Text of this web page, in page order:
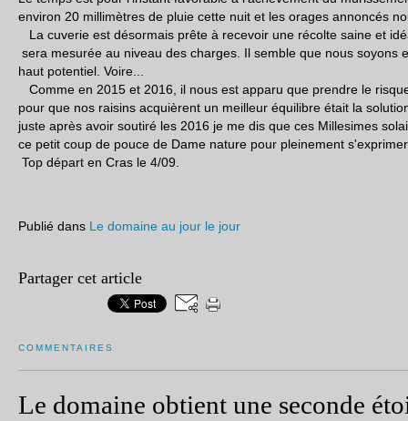
environ 20 millimètres de pluie cette nuit et les orages annoncés
La cuverie est désormais prête à recevoir une récolte saine et
sera mesurée au niveau des charges. Il semble que nous soyons
haut potentiel. Voire...
Comme en 2015 et 2016, il nous est apparu que prendre le
pour que nos raisins acquièrent un meilleur équilibre était la
juste après avoir soutiré les 2016 je me dis que ces Millesimes
ce petit coup de pouce de Dame nature pour pleinement
Top départ en Cras le 4/09.
Publié dans Le domaine au jour le jour
Partager cet article
COMMENTAIRES
Le domaine obtient une seconde